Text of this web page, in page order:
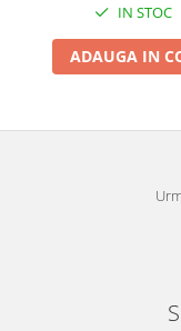
IN STOC
ADAUGA IN